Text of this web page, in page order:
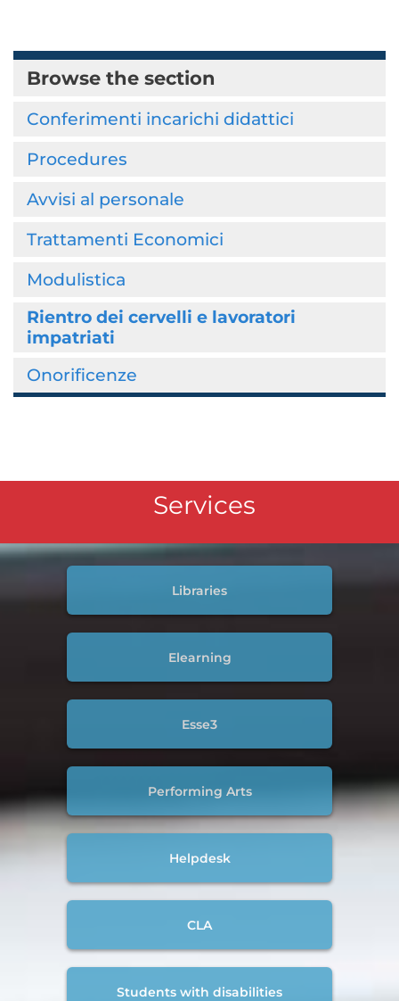
Browse the section
Conferimenti incarichi didattici
Procedures
Avvisi al personale
Trattamenti Economici
Modulistica
Rientro dei cervelli e lavoratori
impatriati
Onorificenze
Services
Libraries
Elearning
Esse3
Performing Arts
Helpdesk
CLA
Students with disabilities